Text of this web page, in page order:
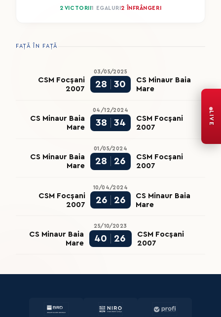
2 VICTORII1 EGALURI 2 ÎNFRÂNGERI
FAȚĂ ÎN FAȚĂ
03/05/2025
CSM Focșani
2007
28 30
CS Minaur Baia
Mare
04/12/2024
CS Minaur Baia
Mare
38 34
CSM Focșani
2007
01/05/2024
CS Minaur Baia
Mare
28 26
CSM Focșani
2007
10/04/2024
CSM Focșani
2007
26 26
CS Minaur Baia
Mare
25/10/2023
CS Minaur Baia
Mare
40 26
CSM Focșani
2007
LIVE